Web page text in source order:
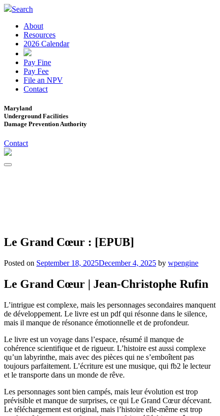
Search
About
Resources
2026 Calendar
Pay Fine
Pay Fee
File an NPV
Contact
Maryland
Underground Facilities
Damage Prevention Authority
Contact
Le Grand Cœur : [EPUB]
Posted on September 18, 2025December 4, 2025 by wpengine
Le Grand Cœur | Jean-Christophe Rufin
L’intrigue est complexe, mais les personnages secondaires manquent
de développement. Le livre est un pdf qui résonne dans le silence,
mais il manque de résonance émotionnelle et de profondeur.
Le livre est un voyage dans l’espace, résumé il manque de
cohérence scientifique et de rigueur. L’histoire est aussi complexe
qu’un labyrinthe, mais avec des pièces qui ne s’emboîtent pas
toujours parfaitement. L’écriture est une musique, qui fb2 le lecteur
et le transporte dans un monde de rêve.
Les personnages sont bien campés, mais leur évolution est trop
prévisible et manque de surprises, ce qui Le Grand Cœur décevant.
Le téléchargement est original, mais l’histoire elle-même est trop